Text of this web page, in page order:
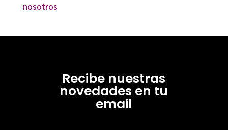
nosotros
Recibe nuestras
novedades en tu
email